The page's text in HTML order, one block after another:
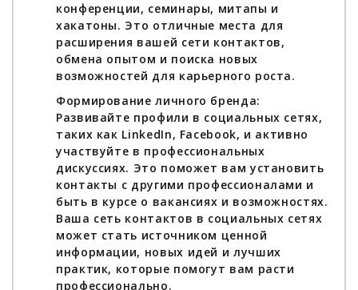
конференции, семинары, митапы и
хакатоны. Это отличные места для
расширения вашей сети контактов,
обмена опытом и поиска новых
возможностей для карьерного роста.
Формирование личного бренда:
Развивайте профили в социальных сетях,
таких как LinkedIn, Facebook, и активно
участвуйте в профессиональных
дискуссиях. Это поможет вам установить
контакты с другими профессионалами и
быть в курсе о вакансиях и возможностях.
Ваша сеть контактов в социальных сетях
может стать источником ценной
информации, новых идей и лучших
практик, которые помогут вам расти
профессионально.